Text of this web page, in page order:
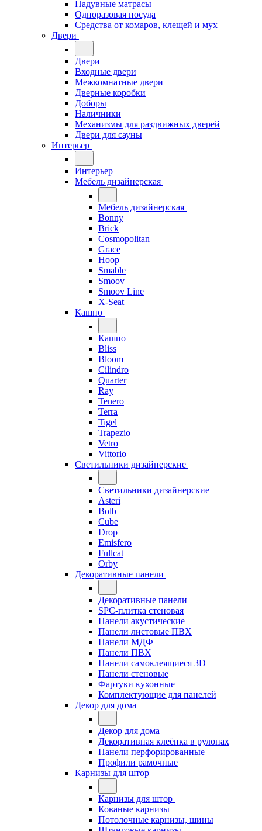
Надувные матрасы
Одноразовая посуда
Средства от комаров, клещей и мух
Двери
Двери
Входные двери
Межкомнатные двери
Дверные коробки
Доборы
Наличники
Механизмы для раздвижных дверей
Двери для сауны
Интерьер
Интерьер
Мебель дизайнерская
Мебель дизайнерская
Bonny
Brick
Cosmopolitan
Grace
Hoop
Smable
Smoov
Smoov Line
X-Seat
Кашпо
Кашпо
Bliss
Bloom
Cilindro
Quarter
Ray
Tenero
Terra
Tigel
Trapezio
Vetro
Vittorio
Светильники дизайнерские
Светильники дизайнерские
Asteri
Bolb
Cube
Drop
Emisfero
Fullcat
Orby
Декоративные панели
Декоративные панели
SPC-плитка стеновая
Панели акустические
Панели листовые ПВХ
Панели МДФ
Панели ПВХ
Панели самоклеящиеся 3D
Панели стеновые
Фартуки кухонные
Комплектующие для панелей
Декор для дома
Декор для дома
Декоративная клеёнка в рулонах
Панели перфорированные
Профили рамочные
Карнизы для штор
Карнизы для штор
Кованые карнизы
Потолочные карнизы, шины